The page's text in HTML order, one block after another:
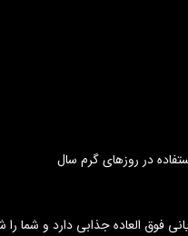
در روزهای گرم سال
العاده جذابی دارد و شما